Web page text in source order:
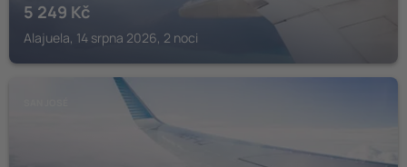
5 249 Kč
Alajuela, 14 srpna 2026, 2 noci